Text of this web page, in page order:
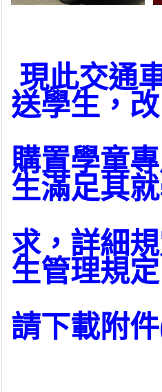
現此交通
送學生，
購置學童
生滿足其
求，詳細
生管理規
請下載附